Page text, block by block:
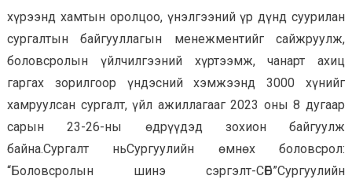
хүрээнд хамтын оролцоо, үнэлгээний үр дүнд суурилан
сургалтын байгууллагын менежментийг сайжруулж,
боловсролын үйлчилгээний хүртээмж, чанарт ахиц
гаргах зорилгоор үндэсний хэмжээнд 3000 хүнийг
хамруулсан сургалт, үйл ажиллагааг 2023 оны 8 дугаар
сарын 23-26-ны өдрүүдэд зохион байгуулж
байна.Сургалт ньСургуулийн өмнөх боловсрол:
“Боловсролын шинэ сэргэлт-СӨБ”Сургуулийн